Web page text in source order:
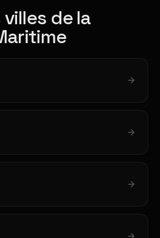
de la